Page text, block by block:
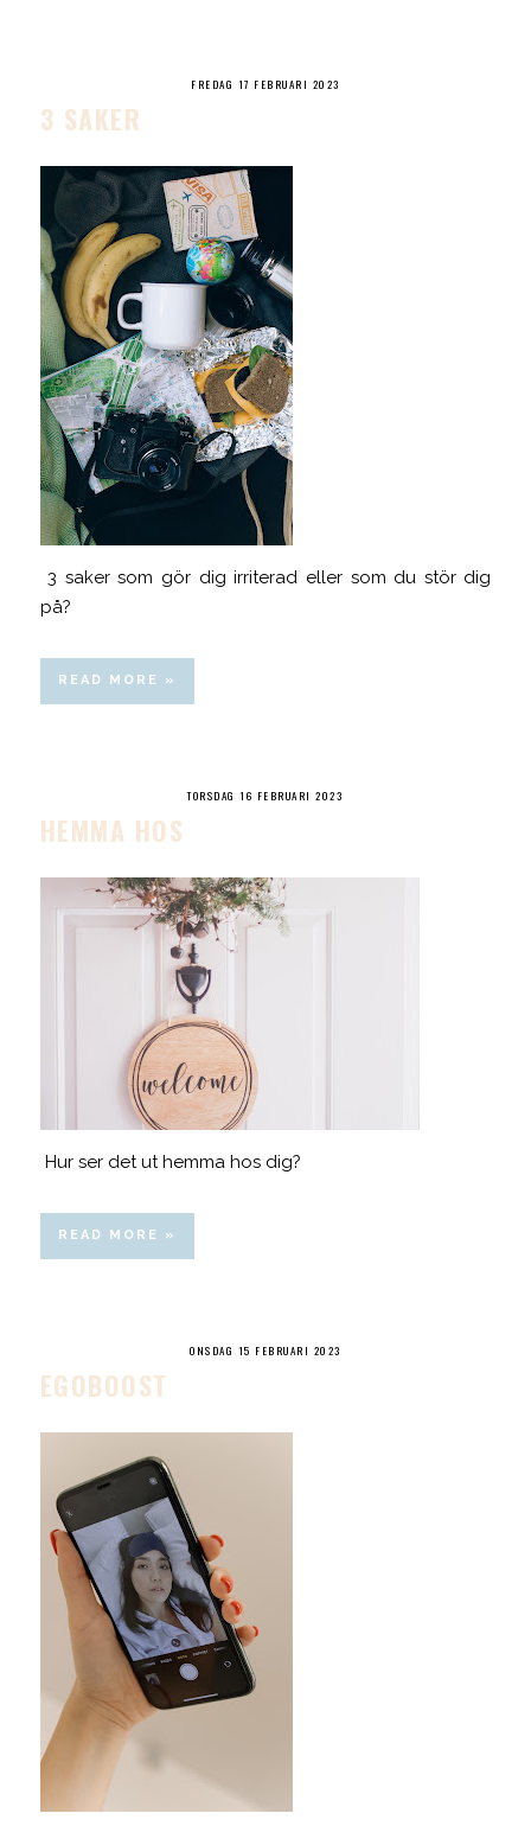
FREDAG 17 FEBRUARI 2023
3 SAKER
3 saker som gör dig irriterad eller som du stör dig
på?
READ MORE »
TORSDAG 16 FEBRUARI 2023
HEMMA HOS
Hur ser det ut hemma hos dig?
READ MORE »
ONSDAG 15 FEBRUARI 2023
EGOBOOST